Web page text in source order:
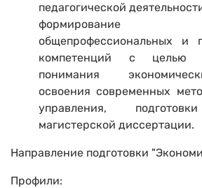
педагогической
формирование
общепрофессиональных и
компетенций с целью
понимания
освоения современных
управления,
магистерской диссертации.
Направление подготовки
Профили: